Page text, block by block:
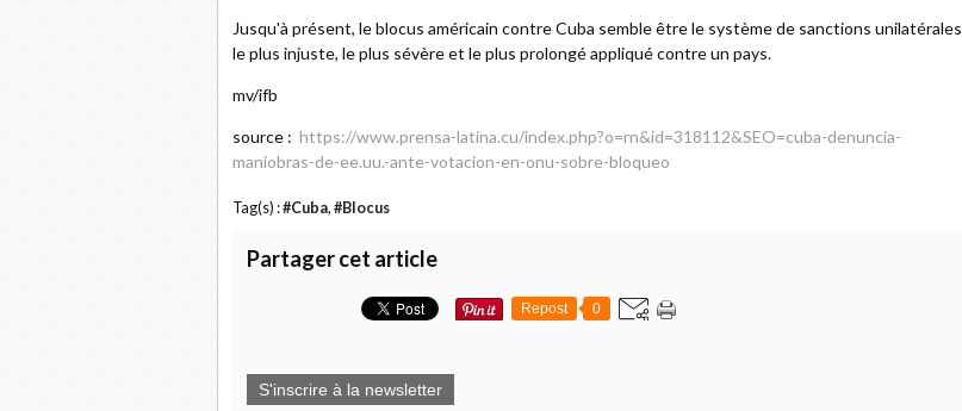
Jusqu'à présent, le blocus américain contre Cuba semble être le système de sanctions unilatérales
le plus injuste, le plus sévère et le plus prolongé appliqué contre un pays.
mv/ifb
source : https://www.prensa-latina.cu/index.php?o=rn&id=318112&SEO=cuba-denuncia-
maniobras-de-ee.uu.-ante-votacion-en-onu-sobre-bloqueo
Tag(s) :#Cuba, #Blocus
Partager cet article
Repost 0
S'inscrire à la newsletter